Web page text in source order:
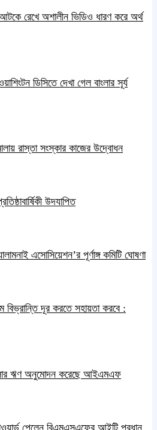
রেখে অশালীন ভিডিও ধারণ করে অর্থ
ডিসিতে দেখা গেল বাংলার সূর্য
রাস্তা সংস্কার কাজের উদ্বোধন
উদযাপিত
এসোসিয়েশন’র পূর্ণাঙ্গ কমিটি ঘোষণা
বিভ্রান্তি দূর করতে সহায়তা করবে :
ডলার ঋণ অনুমোদন করেছে আইএমএফ
পেলেন বিএমএসএফের আইটি প্রধান